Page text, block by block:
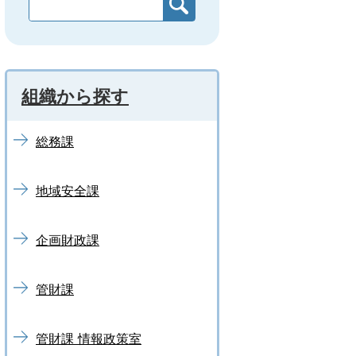
組織から探す
総務課
地域安全課
企画財政課
管財課
管財課 情報政策室